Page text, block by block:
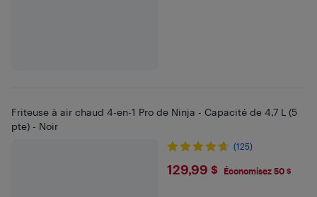
Friteuse à air chaud 4-en-1 Pro de Ninja - Capacité de 4,7 L (5
pte) - Noir
(125)
$129.99
129,99 $ Économisez 50 $